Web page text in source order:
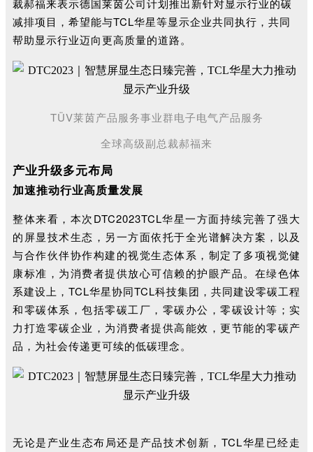
裁郝福来表示德国莱茵公司计划推出新针对显示行业的碳
减排项目，希望能与TCL华星等显示企业共同执行，共同
帮助显示行业迈向更高质量的道路。
TÜV莱茵产品服务事业群电子电气产品服务
全球高级副总裁郝福来
产业升级多元布局
加速推动行业高质量发展
整体来看，本次DTC2023TCL华星一方面持续完善了强大
的屏显技术生态，另一方面依托于全光谱解决方案，以及
与合作伙伴协作构建的视觉生态体系，制定了多项视觉健
康标准，为消费者提供放心可信赖的护眼产品。在绿色体
系建设上，TCL华星协同TCL科技集团，共同建设零碳工程
和零碳体系，包括零碳工厂，零碳办公，零碳设计等；实
力打造零碳企业，为消费者提供高能效，更节能的零碳产
品，为社会传递更可续的低碳理念。
无论是产业生态布局还是产品技术创新，TCL华星已经走